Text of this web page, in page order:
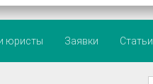
юристы Заявки Статьи